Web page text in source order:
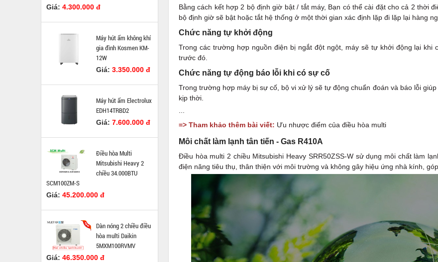
Giá: 4.300.000 đ
Máy hút ẩm không khí
gia đình Kosmen KM-
12W
Giá: 3.350.000 đ
Máy hút ẩm Electrolux
EDH14TRBD2
Giá: 7.600.000 đ
Điều hòa Multi
Mitsubishi Heavy 2
chiều 34.000BTU
SCM100ZM-S
Giá: 45.200.000 đ
Dàn nóng 2 chiều điều
hòa multi Daikin
5MXM100RVMV
Giá: 46.350.000 đ
Bằng cách kết hợp 2 bộ định giờ bật / tắt máy, Bạn có thể cài đặt cho cả 2 thời
bộ định giờ sẽ bật hoặc tắt hệ thống ở một thời gian xác định lặp đi lặp lại hàng
Chức năng tự khởi động
Trong các trường hợp nguồn điện bị ngắt đột ngột, máy sẽ tự khởi động lại khi
trước đó.
Chức năng tự động báo lỗi khi có sự cố
Trong trường hợp máy bị sự cố, bộ vi xử lý sẽ tự động chuẩn đoán và báo lỗi
kịp thời.
=> Tham khảo thêm bài viết: Ưu nhược điểm của điều hòa multi
Môi chất làm lạnh tân tiến - Gas R410A
Điều hòa multi 2 chiều Mitsubishi Heavy SRR50ZSS-W sử dụng môi chất làm
điện năng tiêu thụ, thân thiện với môi trường và không gây hiệu ứng nhà kính,